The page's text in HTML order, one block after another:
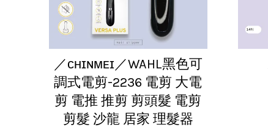
／ᴄʜɪɴᴍᴇɪ／WAHL黑色可
調式電剪-2236 電剪 大電
剪 電推 推剪 剪頭髮 電剪
剪髮 沙龍 居家 理髮器